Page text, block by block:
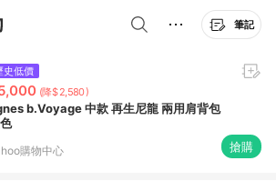
筆記
史低價
(降$2,580)
b.Voyage 中款 再生尼龍 兩用肩背包
購物中心 搶購